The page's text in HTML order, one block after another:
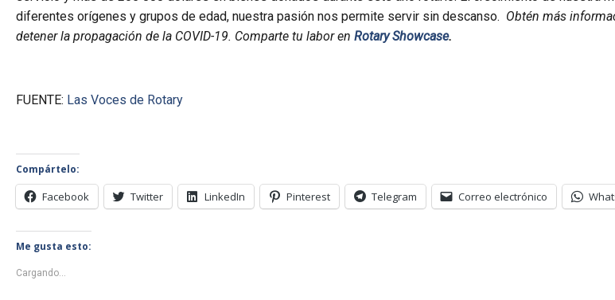
diferentes orígenes y grupos de edad, nuestra pasión nos permite servir sin descanso. Obtén más
detener la propagación de la COVID-19. Comparte tu labor enRotary Showcase.
FUENTE: Las Voces de Rotary
Compártelo:
Facebook Twitter LinkedIn Pinterest Telegram Correo electrónico
Me gusta esto:
Cargando...